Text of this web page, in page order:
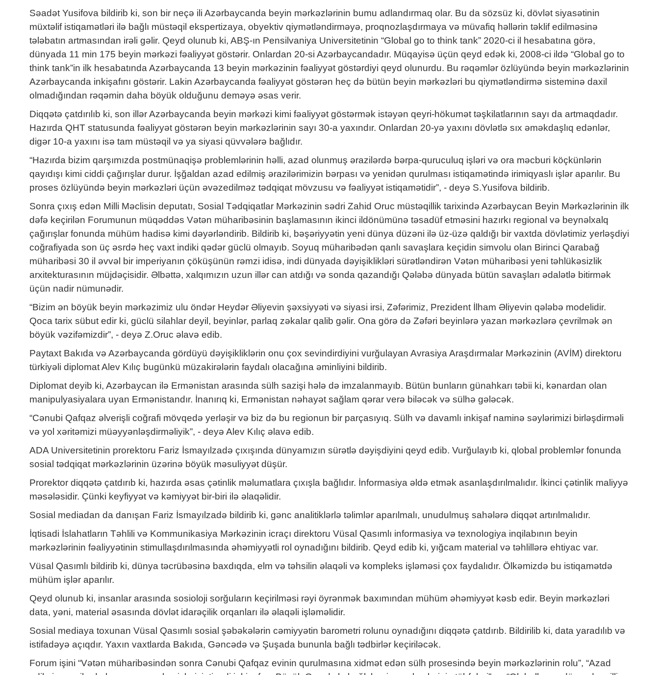
Səadət Yusifova bildirib ki, son bir neçə ili Azərbaycanda beyin mərkəzlərinin bumu adlandırmaq olar. Bu da sözsüz ki, dövlət siyasətinin
müxtəlif istiqamətləri ilə bağlı müstəqil ekspertizaya, obyektiv qiymətləndirməyə, proqnozlaşdırmaya və müvafiq həllərin təklif edilməsinə
tələbatın artmasından irəli gəlir. Qeyd olunub ki, ABŞ-ın Pensilvaniya Universitetinin “Global go to think tank” 2020-ci il hesabatına görə,
dünyada 11 min 175 beyin mərkəzi fəaliyyət göstərir. Onlardan 20-si Azərbaycandadır. Müqayisə üçün qeyd edək ki, 2008-ci ildə “Global go to
think tank”in ilk hesabatında Azərbaycanda 13 beyin mərkəzinin fəaliyyət göstərdiyi qeyd olunurdu. Bu rəqəmlər özlüyündə beyin mərkəzlərinin
Azərbaycanda inkişafını göstərir. Lakin Azərbaycanda fəaliyyət göstərən heç də bütün beyin mərkəzləri bu qiymətləndirmə sisteminə daxil
olmadığından rəqəmin daha böyük olduğunu deməyə əsas verir.
Diqqətə çatdırılıb ki, son illər Azərbaycanda beyin mərkəzi kimi fəaliyyət göstərmək istəyən qeyri-hökumət təşkilatlarının sayı da artmaqdadır.
Hazırda QHT statusunda fəaliyyət göstərən beyin mərkəzlərinin sayı 30-a yaxındır. Onlardan 20-yə yaxını dövlətlə sıx əməkdaşlıq edənlər,
digər 10-a yaxını isə tam müstəqil və ya siyasi qüvvələrə bağlıdır.
“Hazırda bizim qarşımızda postmünaqişə problemlərinin həlli, azad olunmuş ərazilərdə bərpa-quruculuq işləri və ora məcburi köçkünlərin
qayıdışı kimi ciddi çağırışlar durur. İşğaldan azad edilmiş ərazilərimizin bərpası və yenidən qurulması istiqamətində irimiqyaslı işlər aparılır. Bu
proses özlüyündə beyin mərkəzləri üçün əvəzedilməz tədqiqat mövzusu və fəaliyyət istiqamətidir”, - deyə S.Yusifova bildirib.
Sonra çıxış edən Milli Məclisin deputatı, Sosial Tədqiqatlar Mərkəzinin sədri Zahid Oruc müstəqillik tarixində Azərbaycan Beyin Mərkəzlərinin ilk
dəfə keçirilən Forumunun müqəddəs Vətən müharibəsinin başlamasının ikinci ildönümünə təsadüf etməsini hazırkı regional və beynəlxalq
çağırışlar fonunda mühüm hadisə kimi dəyərləndirib. Bildirib ki, bəşəriyyətin yeni dünya düzəni ilə üz-üzə qaldığı bir vaxtda dövlətimiz yerləşdiyi
coğrafiyada son üç əsrdə heç vaxt indiki qədər güclü olmayıb. Soyuq müharibədən qanlı savaşlara keçidin simvolu olan Birinci Qarabağ
müharibəsi 30 il əvvəl bir imperiyanın çöküşünün rəmzi idisə, indi dünyada dəyişiklikləri sürətləndirən Vətən müharibəsi yeni təhlükəsizlik
arxitekturasının müjdəçisidir. Əlbəttə, xalqımızın uzun illər can atdığı və sonda qazandığı Qələbə dünyada bütün savaşları ədalətlə bitirmək
üçün nadir nümunədir.
“Bizim ən böyük beyin mərkəzimiz ulu öndər Heydər Əliyevin şəxsiyyəti və siyasi irsi, Zəfərimiz, Prezident İlham Əliyevin qələbə modelidir.
Qoca tarix sübut edir ki, güclü silahlar deyil, beyinlər, parlaq zəkalar qalib gəlir. Ona görə də Zəfəri beyinlərə yazan mərkəzlərə çevrilmək ən
böyük vəzifəmizdir”, - deyə Z.Oruc əlavə edib.
Paytaxt Bakıda və Azərbaycanda gördüyü dəyişikliklərin onu çox sevindirdiyini vurğulayan Avrasiya Araşdırmalar Mərkəzinin (AVİM) direktoru
türkiyəli diplomat Alev Kılıç bugünkü müzakirələrin faydalı olacağına əminliyini bildirib.
Diplomat deyib ki, Azərbaycan ilə Ermənistan arasında sülh sazişi hələ də imzalanmayıb. Bütün bunların günahkarı təbii ki, kənardan olan
manipulyasiyalara uyan Ermənistandır. İnanırıq ki, Ermənistan nəhayət sağlam qərar verə biləcək və sülhə gələcək.
“Cənubi Qafqaz əlverişli coğrafi mövqedə yerləşir və biz də bu regionun bir parçasıyıq. Sülh və davamlı inkişaf naminə səylərimizi birləşdirməli
və yol xəritəmizi müəyyənləşdirməliyik”, - deyə Alev Kılıç əlavə edib.
ADA Universitetinin prorektoru Fariz İsmayılzadə çıxışında dünyamızın sürətlə dəyişdiyini qeyd edib. Vurğulayıb ki, qlobal problemlər fonunda
sosial tədqiqat mərkəzlərinin üzərinə böyük məsuliyyət düşür.
Prorektor diqqətə çatdırıb ki, hazırda əsas çətinlik məlumatlara çıxışla bağlıdır. İnformasiya əldə etmək asanlaşdırılmalıdır. İkinci çətinlik maliyyə
məsələsidir. Çünki keyfiyyət və kəmiyyət bir-biri ilə əlaqəlidir.
Sosial mediadan da danışan Fariz İsmayılzadə bildirib ki, gənc analitiklərlə təlimlər aparılmalı, unudulmuş sahələrə diqqət artırılmalıdır.
İqtisadi İslahatların Təhlili və Kommunikasiya Mərkəzinin icraçı direktoru Vüsal Qasımlı informasiya və texnologiya inqilabının beyin
mərkəzlərinin fəaliyyətinin stimullaşdırılmasında əhəmiyyətli rol oynadığını bildirib. Qeyd edib ki, yığcam material və təhlillərə ehtiyac var.
Vüsal Qasımlı bildirib ki, dünya təcrübəsinə baxdıqda, elm və təhsilin əlaqəli və kompleks işləməsi çox faydalıdır. Ölkəmizdə bu istiqamətdə
mühüm işlər aparılır.
Qeyd olunub ki, insanlar arasında sosioloji sorğuların keçirilməsi rəyi öyrənmək baxımından mühüm əhəmiyyət kəsb edir. Beyin mərkəzləri
data, yəni, material əsasında dövlət idarəçilik orqanları ilə əlaqəli işləməlidir.
Sosial mediaya toxunan Vüsal Qasımlı sosial şəbəkələrin cəmiyyətin barometri rolunu oynadığını diqqətə çatdırıb. Bildirilib ki, data yaradılıb və
istifadəyə açıqdır. Yaxın vaxtlarda Bakıda, Gəncədə və Şuşada bununla bağlı tədbirlər keçiriləcək.
Forum işini “Vətən müharibəsindən sonra Cənubi Qafqaz evinin qurulmasına xidmət edən sülh prosesində beyin mərkəzlərinin rolu”, “Azad